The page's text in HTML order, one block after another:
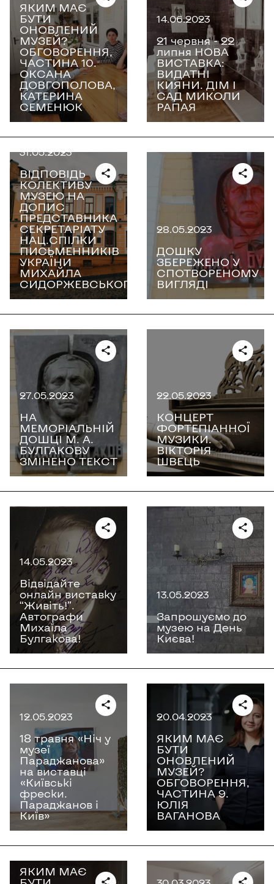
ЯКИМ МАЄ
БУТИ
ОНОВЛЕНИЙ
МУЗЕЙ?
ОБГОВОРЕННЯ,
ЧАСТИНА 10.
ОКСАНА
ДОВГОПОЛОВА,
КАТЕРИНА
СЕМЕНЮК
14.06.2023
21 червня - 22
липня НОВА
ВИСТАВКА:
ВИДАТНІ
КИЯНИ. ДІМ І
САД МИКОЛИ
РАПАЯ
31.05.2023
ВІДПОВІДЬ
КОЛЕКТИВУ
МУЗЕЮ НА
ДОПИС
ПРЕДСТАВНИКА
СЕКРЕТАРІАТУ
НАЦ.СПІЛКИ
ПИСЬМЕННИКІВ
УКРАЇНИ
МИХАЙЛА
СИДОРЖЕВСЬКОГО
28.05.2023
ДОШКУ
ЗБЕРЕЖЕНО У
СПОТВОРЕНОМУ
ВИГЛЯДІ
27.05.2023
НА
МЕМОРІАЛЬНІЙ
ДОШЦІ М. А.
БУЛГАКОВУ
ЗМІНЕНО ТЕКСТ
22.05.2023
КОНЦЕРТ
ФОРТЕПІАННОЇ
МУЗИКИ.
ВІКТОРІЯ
ШВЕЦЬ
14.05.2023
Відвідайте
онлайн виставку
“Живіть!”.
Автографи
Михаїла
Булгакова!
13.05.2023
Запрошуємо до
музею на День
Києва!
12.05.2023
18 травня «Ніч у
музеї
Параджанова»
на виставці
«Київські
фрески.
Параджанов і
Київ»
20.04.2023
ЯКИМ МАЄ
БУТИ
ОНОВЛЕНИЙ
МУЗЕЙ?
ОБГОВОРЕННЯ,
ЧАСТИНА 9.
ЮЛІЯ
ВАГАНОВА
19.04.2023
ЯКИМ МАЄ